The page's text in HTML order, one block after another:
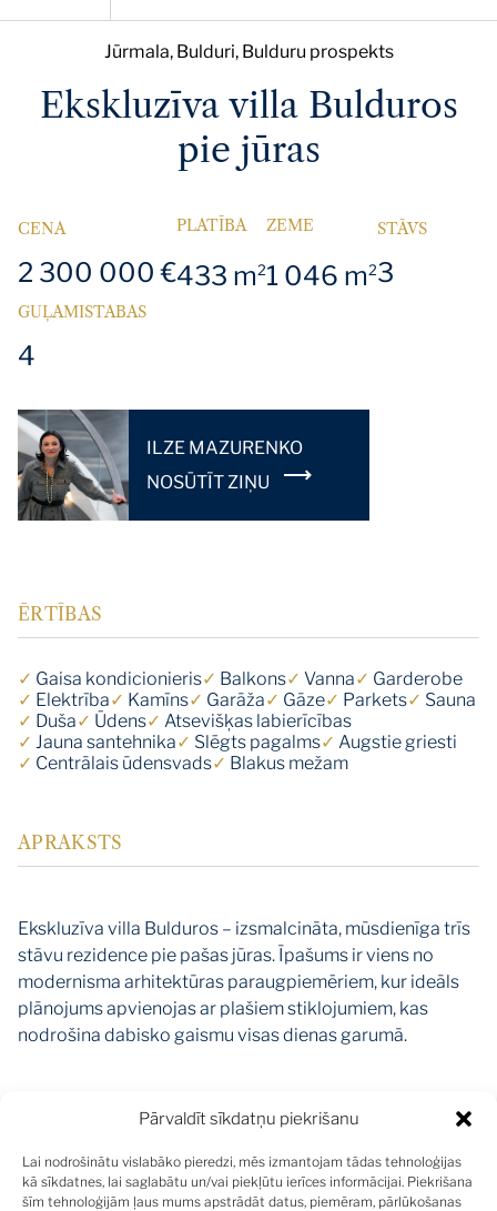
Pārvaldīt sīkdatņu piekrišanu
Lai nodrošinātu vislabāko pieredzi, mēs izmantojam tādas tehnoloģijas
kā sīkdatnes, lai saglabātu un/vai piekļūtu ierīces informācijai. Piekrišana
šīm tehnoloģijām ļaus mums apstrādāt datus, piemēram, pārlūkošanas
Jūrmala, Bulduri, Bulduru prospekts
Ekskluzīva villa Bulduros
pie jūras
CENA
2 300 000 €
PLATĪBA
433 m2
ZEME
1 046 m2
STĀVS
3
GUĻAMISTABAS
4
ILZE MAZURENKO
NOSŪTĪT ZIŅU
ĒRTĪBAS
✓ Gaisa kondicionieris✓ Balkons✓ Vanna✓ Garderobe
✓ Elektrība✓ Kamīns✓ Garāža✓ Gāze✓ Parkets✓ Sauna
✓ Duša✓ Ūdens✓ Atsevišķas labierīcības
✓ Jauna santehnika✓ Slēgts pagalms✓ Augstie griesti
✓ Centrālais ūdensvads✓ Blakus mežam
APRAKSTS
Ekskluzīva villa Bulduros – izsmalcināta, mūsdienīga trīs
stāvu rezidence pie pašas jūras. Īpašums ir viens no
modernisma arhitektūras paraugpiemēriem, kur ideāls
plānojums apvienojas ar plašiem stiklojumiem, kas
nodrošina dabisko gaismu visas dienas garumā.
Labiekārtots un apgaismots pagalms piešķir īpašumam
pieejamība un energoefektīva apkures sistēma ar
siltumsūkni nodrošina komfortu ikdienā.